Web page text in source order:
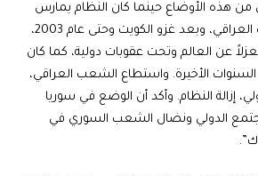
من هذه الأوضاع حينما كان النظام يمارس
العنف ضد أبناء الشعب العراقي، وبعد غزو الكويت وحتى عام 2003،
عن العالم وتحت عقوبات دولية، كما كان
الأخيرة. واستطاع الشعب العراقي،
إزالة النظام. وأكد أن الوضع في سوريا
الدولي ونضال الشعب السوري في